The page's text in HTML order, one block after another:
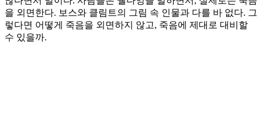
을 외면한다. 보스와 클림트의 그림 속 인물과 다를 바 없다. 그
렇다면 어떻게 죽음을 외면하지 않고, 죽음에 제대로 대비할
수 있을까.